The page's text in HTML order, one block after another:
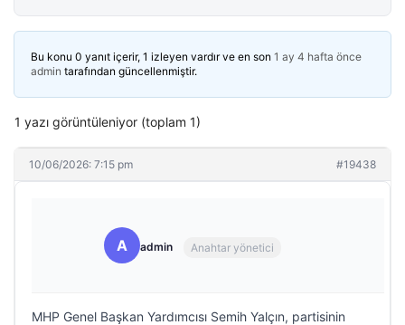
Bu konu 0 yanıt içerir, 1 izleyen vardır ve en son 1 ay 4 hafta önce
admin tarafından güncellenmiştir.
1 yazı görüntüleniyor (toplam 1)
10/06/2026: 7:15 pm #19438
A admin Anahtar yönetici
MHP Genel Başkan Yardımcısı Semih Yalçın, partisinin